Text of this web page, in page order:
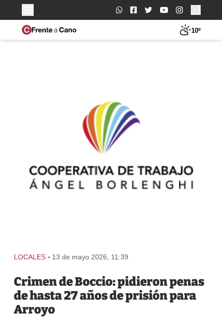
Buscar:
10º
LOCALES - 13 de mayo 2026, 11:39
Crimen de Boccio: pidieron penas
de hasta 27 años de prisión para
Arroyo